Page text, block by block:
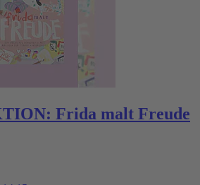
Frida malt Freude